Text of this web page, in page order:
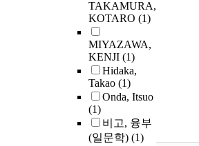
TAKAMURA,
KOTARO (1)
MIYAZAWA,
KENJI (1)
Hidaka,
Takao (1)
Onda, Itsuo
(1)
비고, 융부
(일문학) (1)